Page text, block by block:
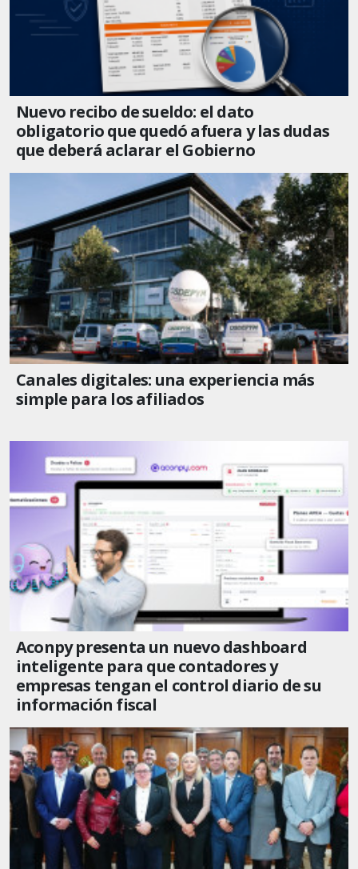
Nuevo recibo de sueldo: el dato
obligatorio que quedó afuera y las dudas
que deberá aclarar el Gobierno
Canales digitales: una experiencia más
simple para los afiliados
Aconpy presenta un nuevo dashboard
inteligente para que contadores y
empresas tengan el control diario de su
información fiscal